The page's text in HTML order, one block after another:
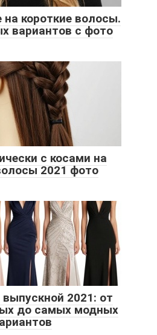
короткие волосы.
вариантов с фото
с косами на
2021 фото
2021: от
до самых модных